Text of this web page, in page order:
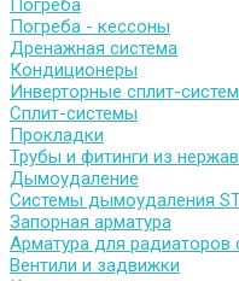
Погреба
Погреба - кессоны
Дренажная система
Кондиционеры
Инверторные сплит-
Сплит-системы
Прокладки
Трубы и фитинги из
Дымоудаление
Системы дымоудаления
Запорная арматура
Арматура для радиаторов
Вентили и задвижки